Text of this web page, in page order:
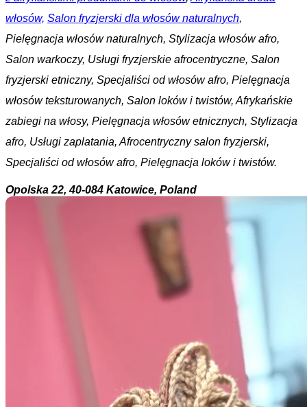
włosów, Salon fryzjerski dla włosów naturalnych,
Pielęgnacja włosów naturalnych, Stylizacja włosów afro,
Salon warkoczy, Usługi fryzjerskie afrocentryczne, Salon
fryzjerski etniczny, Specjaliści od włosów afro, Pielęgnacja
włosów teksturowanych, Salon loków i twistów, Afrykańskie
zabiegi na włosy, Pielęgnacja włosów etnicznych, Stylizacja
afro, Usługi zaplatania, Afrocentryczny salon fryzjerski,
Specjaliści od włosów afro, Pielęgnacja loków i twistów.
Opolska 22, 40-084 Katowice, Poland